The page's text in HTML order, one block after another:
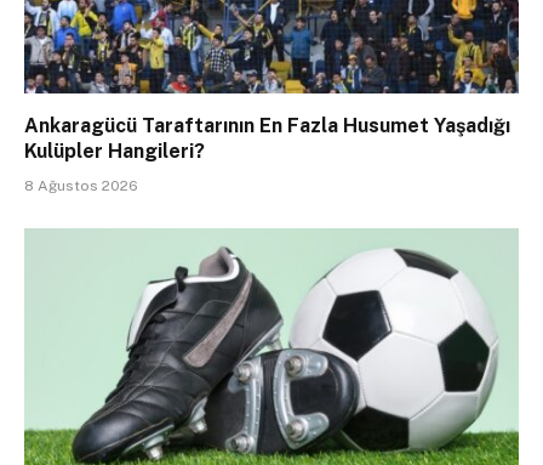
Ankaragücü Taraftarının En Fazla Husumet Yaşadığı
Kulüpler Hangileri?
8 Ağustos 2026